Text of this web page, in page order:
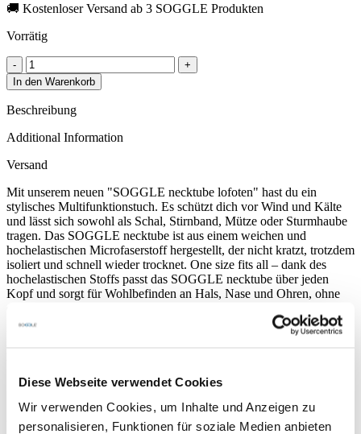
Diese Webseite verwendet Cookies
Wir verwenden Cookies, um Inhalte und Anzeigen zu
personalisieren, Funktionen für soziale Medien anbieten
🚚 Kostenloser Versand ab 3 SOGGLE Produkten
Vorrätig
SOGGLE
necktube
lofoten
quantity
In den Warenkorb
Beschreibung
Additional Information
Versand
Mit unserem neuen "SOGGLE necktube lofoten" hast du ein
stylisches Multifunktionstuch. Es schützt dich vor Wind und Kälte
und lässt sich sowohl als Schal, Stirnband, Mütze oder Sturmhaube
tragen. Das SOGGLE necktube ist aus einem weichen und
hochelastischen Microfaserstoff hergestellt, der nicht kratzt, trotzdem
isoliert und schnell wieder trocknet. One size fits all – dank des
hochelastischen Stoffs passt das SOGGLE necktube über jeden
Kopf und sorgt für Wohlbefinden an Hals, Nase und Ohren, ohne
87% Polyester, 13% Elasthan